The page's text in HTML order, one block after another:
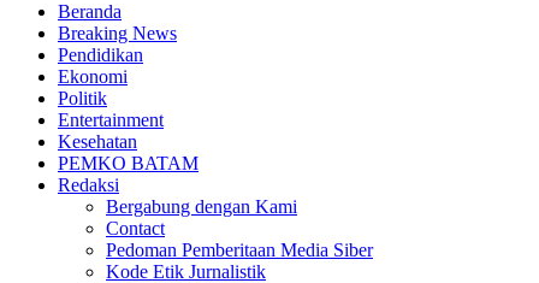
Beranda
Breaking News
Pendidikan
Ekonomi
Politik
Entertainment
Kesehatan
PEMKO BATAM
Redaksi
Bergabung dengan Kami
Contact
Pedoman Pemberitaan Media Siber
Kode Etik Jurnalistik